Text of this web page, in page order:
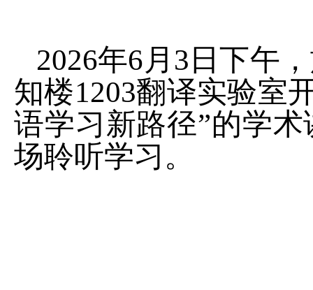
2026年6 月 3 日下午
知楼1203翻译实验室
语学习新路径”的学术
场聆听学习。